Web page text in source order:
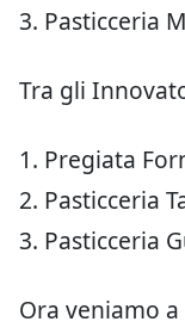
3. Pasticceria
Tra gli
1. Pregiata
2. Pasticceria
3. Pasticceria
Ora veniamo